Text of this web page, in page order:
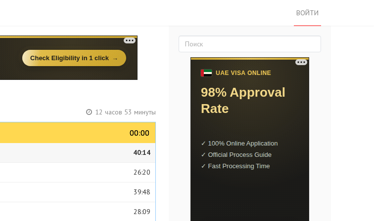
ВОЙТИ
12 часов 53 минуты
00:00
00:00
40:14
26:20
39:48
28:09